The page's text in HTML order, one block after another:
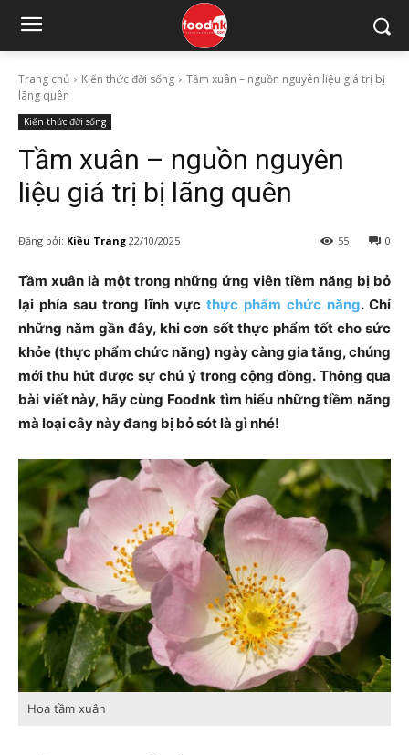
Trang chủ Kiến thức đời sống
Tầm xuân – nguồn nguyên liệu giá trị bị
lãng quên
Kiến thức đời sống
Tầm xuân – nguồn nguyên
liệu giá trị bị lãng quên
Đăng bởi: Kiều Trang 22/10/2025 0
55
Tầm xuân là một trong những ứng viên tiềm năng bị bỏ
lại phía sau trong lĩnh vực thực phẩm chức năng. Chỉ
những năm gần đây, khi cơn sốt thực phẩm tốt cho sức
khỏe (thực phẩm chức năng) ngày càng gia tăng, chúng
mới thu hút được sự chú ý trong cộng đồng. Thông qua
bài viết này, hãy cùng Foodnk tìm hiểu những tiềm năng
mà loại cây này đang bị bỏ sót là gì nhé!
Hoa tầm xuân